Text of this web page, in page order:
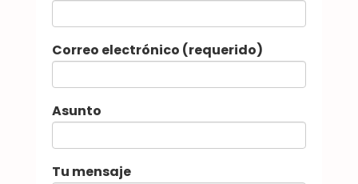
Correo electrónico (requerido)
Asunto
Tu mensaje